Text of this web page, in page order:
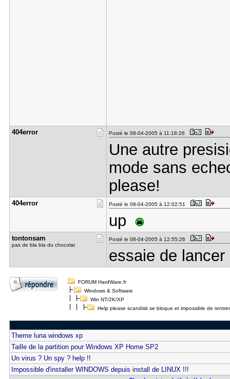
404error Posté le 08-04-2005 à 11:18:26
Une autre
mode sans
please!
404error Posté le 08-04-2005 à 12:02:51
up
tontonsam
pas de bla bla du chocolat
Posté le 08-04-2005 à 12:55:26
essaie de
FORUM HardWare.fr
Windows & Software
Win NT/2K/XP
Help please scandisk se bloque et impossible de
Theme luna windows xp
Taille de la partition pour Windows XP Home SP2
Un virus ? Un spy ? help !!
Impossible d'installer WINDOWS depuis install de LINUX !!!